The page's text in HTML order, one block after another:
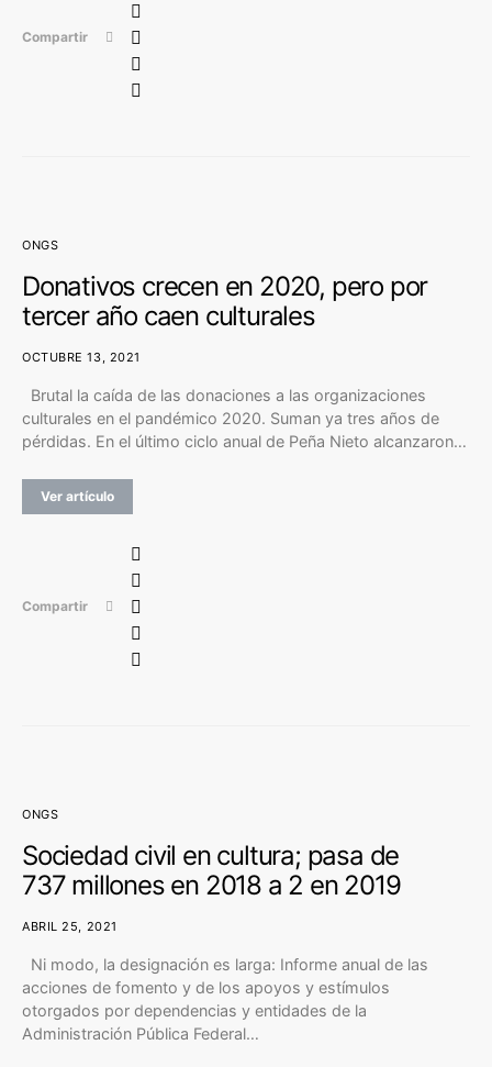
Compartir
ONGS
Donativos crecen en 2020, pero por
tercer año caen culturales
OCTUBRE 13, 2021
Brutal la caída de las donaciones a las organizaciones
culturales en el pandémico 2020. Suman ya tres años de
pérdidas. En el último ciclo anual de Peña Nieto alcanzaron…
Ver artículo
Compartir
ONGS
Sociedad civil en cultura; pasa de
737 millones en 2018 a 2 en 2019
ABRIL 25, 2021
Ni modo, la designación es larga: Informe anual de las
acciones de fomento y de los apoyos y estímulos
otorgados por dependencias y entidades de la
Administración Pública Federal…